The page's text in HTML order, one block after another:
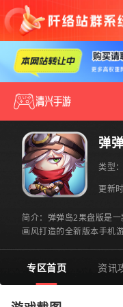
弹
类型：
更新
简介：弹弹岛2果盘版是
画风打造的全新版本手机
专区首页 资讯